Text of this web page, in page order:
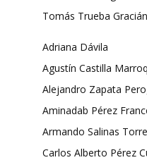
Tomás Trueba Gracián
Adriana Dávila
Agustín Castilla
Alejandro Zapata
Aminadab Pérez
Armando Salinas Torre
Carlos Alberto Pérez